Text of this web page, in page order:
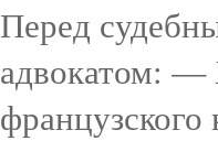
Перед
адвокатом: —